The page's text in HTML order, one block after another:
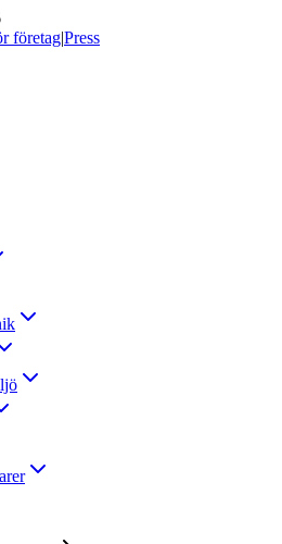
företag|Press